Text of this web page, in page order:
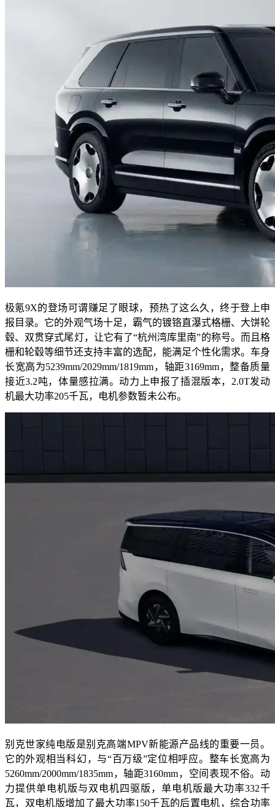
极氪9X的登场可谓赚足了眼球，预热了这么久，终于登上申
报目录。它的外观气场十足，霸气的镀铬直瀑式格栅、大饼轮
毂、双贯穿式尾灯，让它有了“杭州湾库里南”的称号。而且格
栅和轮毂等细节还支持丰富的选配，能满足个性化需求。车身
长宽高为5239mm/2029mm/1819mm，轴距3169mm，整备质量
接近3.2吨，体量感拉满。动力上申报了插混版本，2.0T发动
机最大功率205千瓦，电机参数暂未公布。
别克世家纯电版是别克高端MPV新能源产品线的重要一员。
它的外观相当科幻，与“百万级”定位相呼应。整车长宽高为
5260mm/2000mm/1835mm，轴距3160mm，空间表现不俗。动
力提供单电机版与双电机四驱版，单电机版最大功率332千
瓦，双电机版增加了最大功率150千瓦的后置电机，综合功率